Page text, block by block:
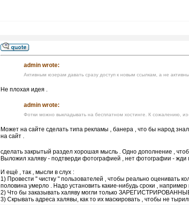
admin wrote:
Активным юзерам давать сразу доступ к новым ссылкам, а не
Не плохая идея .
admin wrote:
Фотки можно выкладывать на бесплатном хостинге. К сожалению,
Может на сайте сделать типа рекламы , банера , что бы народ
на сайт .
сделать закрытый раздел хорошая мысль . Одно дополнение ,
Выложил халяву - подтверди фотографией , нет фотографии - жди
И ещё , так , мысли в слух :
1) Провести " чистку " пользователей , чтобы реально оценивать
половина умерло . Надо установить какие-нибудь сроки ,
2) Что бы заказывать халяву могли только
3) Скрывать адреса халявы, как то их маскировать , чтобы не